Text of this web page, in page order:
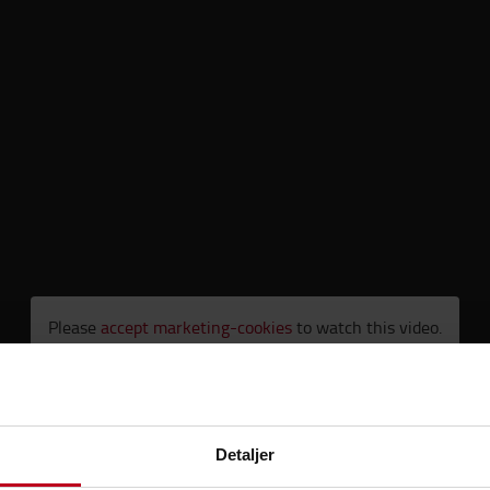
Detaljer
Please accept marketing-cookiesto watch this video.